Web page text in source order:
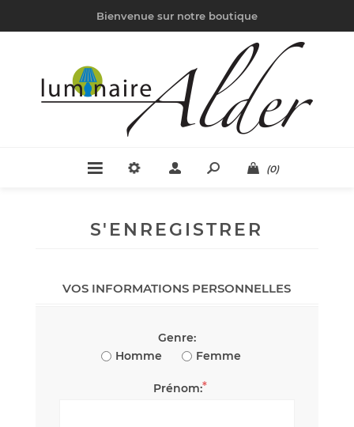
Bienvenue sur notre boutique
(0)
S'ENREGISTRER
VOS INFORMATIONS PERSONNELLES
Genre:
Homme
Femme
Prénom:*